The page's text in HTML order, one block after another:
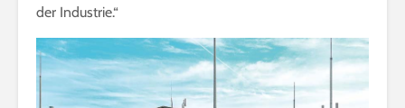
der Industrie.“